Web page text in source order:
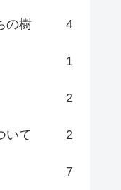
の樹 4
1
2
いて 2
7